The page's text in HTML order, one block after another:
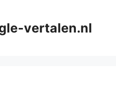
vertalen.nl